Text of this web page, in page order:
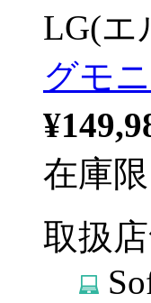
LG(エ
グモ
在庫限
取扱